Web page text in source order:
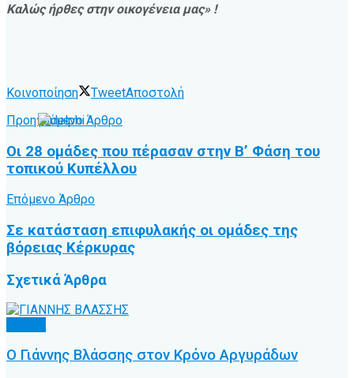
Καλώς ήρθες στην οικογένεια μας» !
Κοινοποίηση TweetΑποστολή
Προηγούμενο Άρθρο
Οι 28 ομάδες που πέρασαν στην Β’ Φάση του
τοπικού Κυπέλλου
Επόμενο Άρθρο
Σε κατάσταση επιφυλακής οι ομάδες της
βόρειας Κέρκυρας
ΣχετικάΆρθρα
Ο Γιάννης Βλάσσης στον Κρόνο Αργυράδων